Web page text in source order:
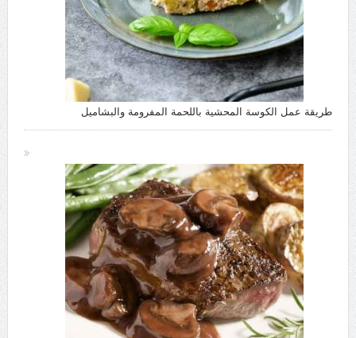
طريقة عمل الكوسة المحشية باللحمة المفرومة والبشاميل